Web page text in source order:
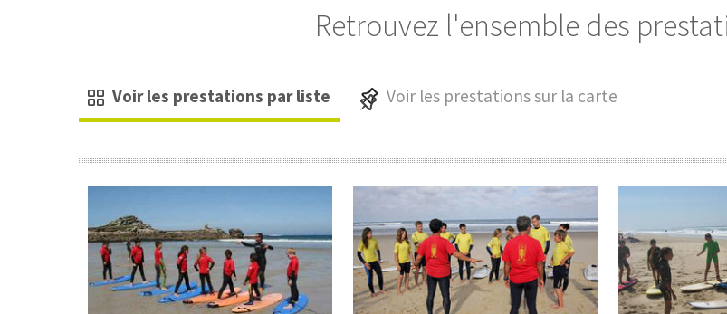
Retrouvez l'ensemble des
Voir les prestations par liste Voir les prestations sur la carte